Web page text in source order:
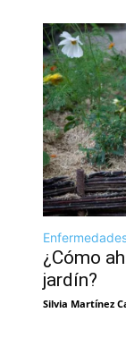
¿Cómo
jardín?
Silvia Martínez